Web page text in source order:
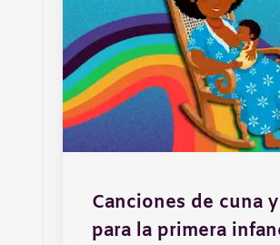
Canciones de cuna
para la primera